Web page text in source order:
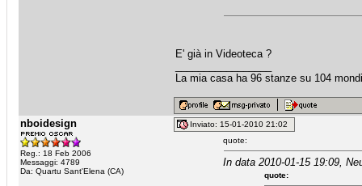
E' già in Videoteca ?
La mia casa ha 96 stanze su 104
nboidesign
Reg.: 18 Feb 2006
Messaggi: 4789
Da: Quartu Sant'Elena (CA)
Inviato: 15-01-2010 21:02
quote:
In data 2010-01-15 19:09,
quote: